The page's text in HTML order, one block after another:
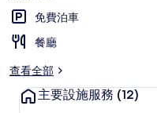
免費泊車
餐廳
查看全部
主要設施服務 (12)